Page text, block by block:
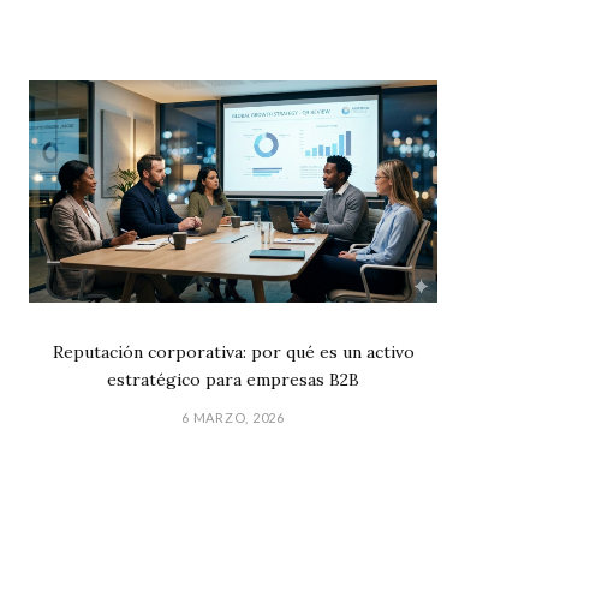
Reputación corporativa: por qué es un activo
estratégico para empresas B2B
6 MARZO, 2026